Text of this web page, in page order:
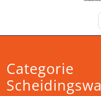
Categorie
Scheidingswa